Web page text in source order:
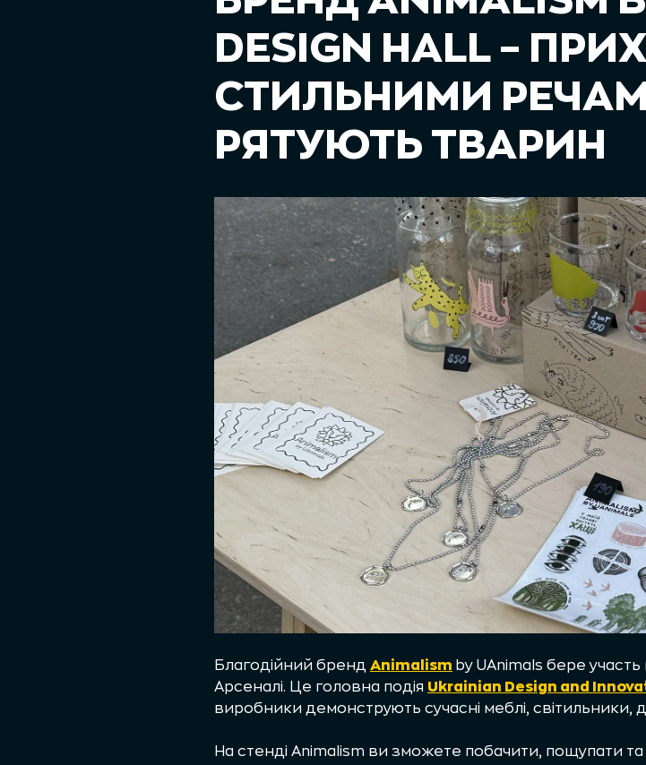
DESIGN HALL –
СТИЛЬНИМИ
РЯТУЮТЬ ТВАРИН
Благодійний бренд Animalism by UAnimals бере
Арсеналі. Це головна подія Ukrainian Design and
виробники демонструють сучасні меблі,
На стенді Animalism ви зможете побачити, пощупати